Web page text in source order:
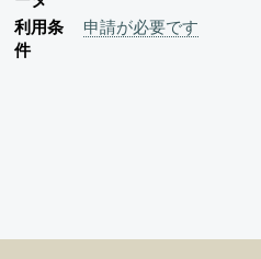
利用条
件
申請が必要です